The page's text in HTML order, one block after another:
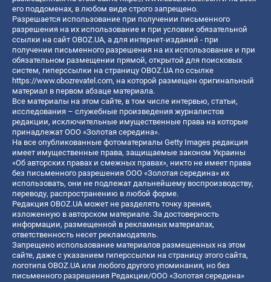
его поддоменах, в любом виде строго запрещено.
Разрешается использование при получении письменного
разрешения на их использование и при условии обязательной
ссылки на сайт OBOZ.UA, а для интернет-изданий - при
получении письменного разрешения на их использование и при
обязательном размещении прямой, открытой для поисковых
систем, гиперссылки на страницу OBOZ.UA по ссылке
https://www.obozrevatel.com, на которой размещен оригинальный
материал в первом абзаце материала.
Все материалы на этом сайте, в том числе интервью, статьи,
исследования – служебные произведения журналистов
редакции, исключительные имущественные права на которые
принадлежат ООО «Золотая середина».
На все опубликованные фотоматериалы Getty Images редакция
имеет имущественные права, защищаемые законом Украины
«Об авторских правах и смежных правах», никто не имеет права
без письменного разрешения ООО «Золотая середина» их
использовать, они не подлежат дальнейшему воспроизводству,
переводу, распространению в любой форме.
Редакция OBOZ.UA может не разделять точку зрения,
изложенную в авторском материале. За достоверность
информации, размещенной в рекламных материалах,
ответственность несет рекламодатель.
Запрещено использование материалов размещенных на этом
сайте, даже с указанием гиперссылки на страницу этого сайта,
логотипа OBOZ.UA или любого другого упоминания, но без
письменного разрешения Редакции/ООО «Золотая середина»